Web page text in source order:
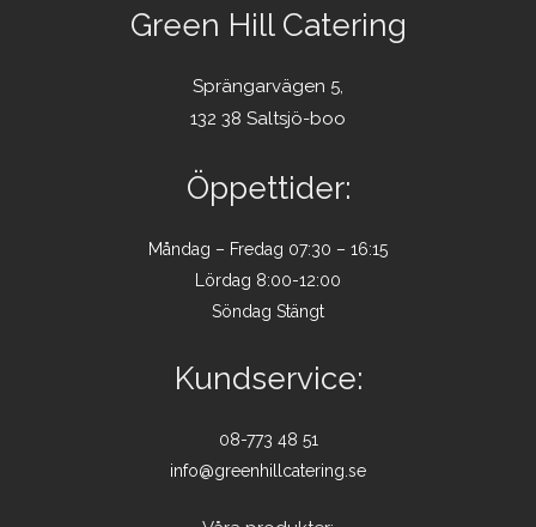
Green Hill Catering
Sprängarvägen 5,
132 38 Saltsjö-boo
Öppettider:
Måndag – Fredag 07:30 – 16:15
Lördag 8:00-12:00
Söndag Stängt
Kundservice:
08-773 48 51
info@greenhillcatering.se